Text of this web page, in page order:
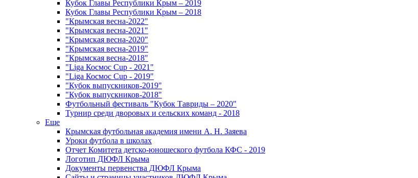
Кубок Главы Республики Крым – 2019
Кубок Главы Республики Крым – 2018
"Крымская весна-2022"
"Крымская весна-2021"
"Крымская весна-2020"
"Крымская весна-2019"
"Крымская весна-2018"
"Liga Космос Cup - 2021"
"Liga Космос Cup - 2019"
"Кубок выпускников-2019"
"Кубок выпускников-2018"
Футбольный фестиваль "Кубок Тавриды – 2020"
Турнир среди дворовых и сельских команд - 2018
Еще
Крымская футбольная академия имени А. Н. Заяева
Уроки футбола в школах
Отчет Комитета детско-юношеского футбола КФС - 2019
Логотип ДЮФЛ Крыма
Документы первенства ДЮФЛ Крыма